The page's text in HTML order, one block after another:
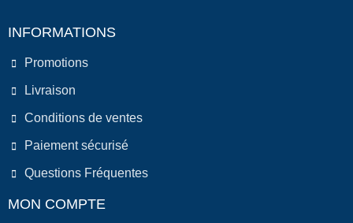
INFORMATIONS
Promotions
Livraison
Conditions de ventes
Paiement sécurisé
Questions Fréquentes
MON COMPTE